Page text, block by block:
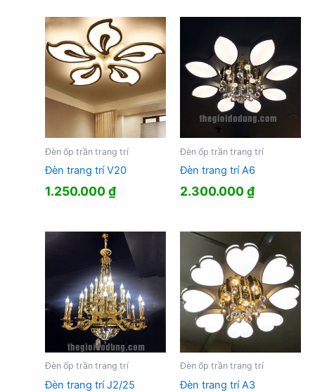
Đèn ốp trần trang trí
Đèn trang trí V20
1.250.000₫
Đèn ốp trần trang trí
Đèn trang trí A6
2.300.000₫
Đèn ốp trần trang trí
Đèn trang trí J2/25
Đèn ốp trần trang trí
Đèn trang trí A3